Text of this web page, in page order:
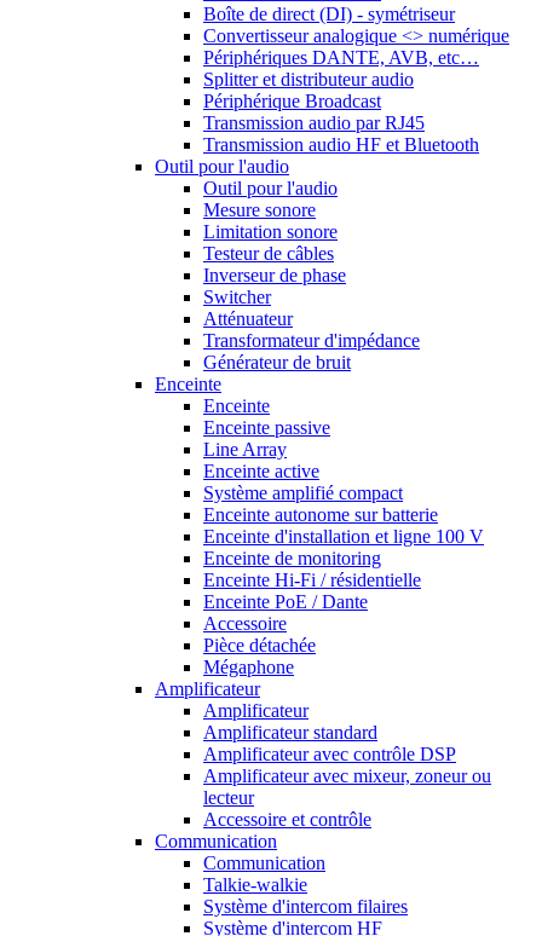
Boîte de direct (DI) - symétriseur
Convertisseur analogique <> numérique
Périphériques DANTE, AVB, etc…
Splitter et distributeur audio
Périphérique Broadcast
Transmission audio par RJ45
Transmission audio HF et Bluetooth
Outil pour l'audio
Outil pour l'audio
Mesure sonore
Limitation sonore
Testeur de câbles
Inverseur de phase
Switcher
Atténuateur
Transformateur d'impédance
Générateur de bruit
Enceinte
Enceinte
Enceinte passive
Line Array
Enceinte active
Système amplifié compact
Enceinte autonome sur batterie
Enceinte d'installation et ligne 100 V
Enceinte de monitoring
Enceinte Hi-Fi / résidentielle
Enceinte PoE / Dante
Accessoire
Pièce détachée
Mégaphone
Amplificateur
Amplificateur
Amplificateur standard
Amplificateur avec contrôle DSP
Amplificateur avec mixeur, zoneur ou
lecteur
Accessoire et contrôle
Communication
Communication
Talkie-walkie
Système d'intercom filaires
Système d'intercom HF